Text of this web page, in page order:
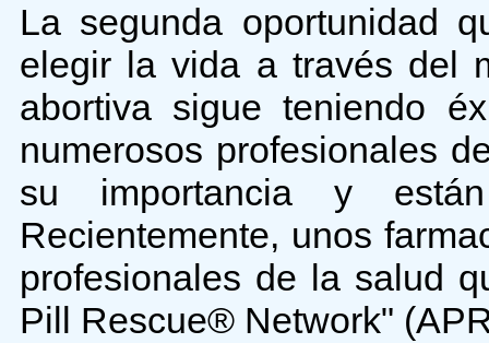
La segunda oportunidad
elegir la vida a través del
abortiva sigue teniendo
numerosos profesionales
su importancia y
Recientemente, unos
profesionales de la salud
Pill Rescue® Network"